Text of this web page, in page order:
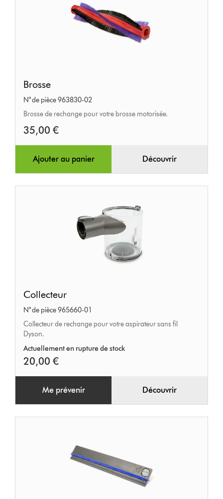
Brosse
N° de pièce 963830-02
Brosse de rechange pour votre brosse motorisée.
35,00 €
Ajouter au panier Découvrir
Collecteur
N° de pièce 965660-01
Collecteur de rechange pour votre aspirateur sans fil
Dyson.
Actuellement en rupture de stock
20,00 €
Me prévenir Découvrir